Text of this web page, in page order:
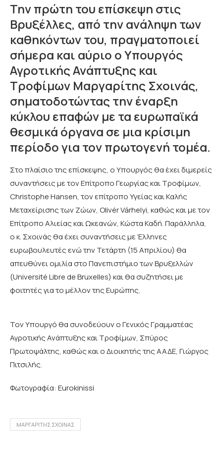
Την πρώτη του επίσκεψη στις
Βρυξέλλες, από την ανάληψη των
καθηκόντων του, πραγματοποιεί
σήμερα και αύριο ο Υπουργός
Αγροτικής Ανάπτυξης και
Τροφίμων Μαργαρίτης Σχοινάς,
σηματοδοτώντας την έναρξη
κύκλου επαφών με τα ευρωπαϊκά
θεσμικά όργανα σε μια κρίσιμη
περίοδο για τον πρωτογενή τομέα.
Στο πλαίσιο της επίσκεψης, ο Υπουργός θα έχει διμερείς
συναντήσεις με τον Επίτροπο Γεωργίας και Τροφίμων,
Christophe Hansen, τον επίτροπο Υγείας και Καλής
Μεταχείρισης των Ζώων, Olivér Várhelyi, καθώς και με τον
Επίτροπο Αλιείας και Ωκεανών, Κώστα Καδή. Παράλληλα,
ο κ. Σχοινάς θα έχει συναντήσεις με Έλληνες
ευρωβουλευτές ενώ την Τετάρτη (15 Απριλίου) θα
απευθύνει ομιλία στο Πανεπιστήμιο των Βρυξελλών
(Université Libre de Bruxelles) και θα συζητήσει με
φοιτητές για το μέλλον της Ευρώπης.
Τον Υπουργό θα συνοδεύουν ο Γενικός Γραμματέας
Αγροτικής Ανάπτυξης και Τροφίμων, Σπύρος
Πρωτοψάλτης, καθώς και ο Διοικητής της ΑΑΔΕ, Γιώργος
Πιτσιλής.
Φωτογραφία: Eurokinissi
ΜΑΡΓΑΡΙΤΗΣ ΣΧΟΙΝΑΣ